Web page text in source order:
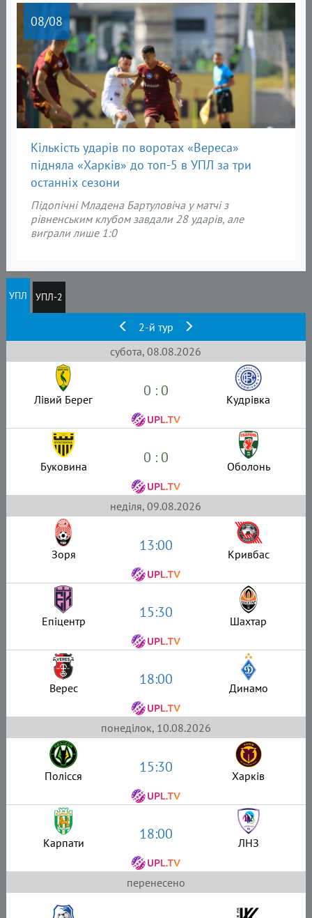
08/08
Кількість ударів по воротах «Вереса»
підняла «Харків» до топ-5 в УПЛ за три
останніх сезони
Підопічні Младена Бартуловіча у матчі з
рівненським клубом завдали 28 ударів, але
виграли лише 1:0
УПЛ УПЛ-2
2-й тур
субота, 08.08.2026
Лівий Берег 0 : 0 Кудрівка
Буковина 0 : 0 Оболонь
неділя, 09.08.2026
Зоря 13:00 Кривбас
Епіцентр 15:30 Шахтар
Верес 18:00 Динамо
понеділок, 10.08.2026
Полісся 15:30 Харків
Карпати 18:00 ЛНЗ
перенесено